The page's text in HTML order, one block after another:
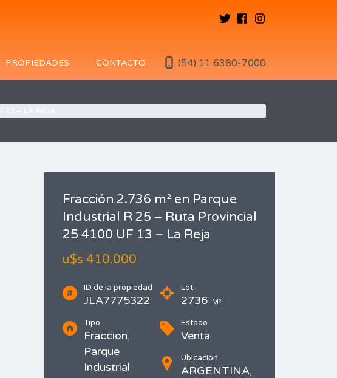
(54) 11 6380-7000
PROPIEDADES CONTACTO
Fracción 2.736 m² en Parque
Industrial R 25 – Ruta Provincial
25 4100 UF 13 – La Reja
u$s 410.000
ID de la propiedad
JLA7775322
Lot
2736 M²
Tipo
Fraccion,
Parque
Industrial
Estado
Venta
Ubicación
ARGENTINA,